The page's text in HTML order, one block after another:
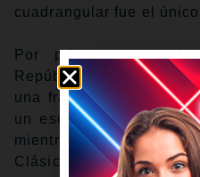
cuadrangular fue el
Por primera vez, el
República Dominicana
una franquicia de
un escenario para la
mientras el equipo se
Clásico Mundial de